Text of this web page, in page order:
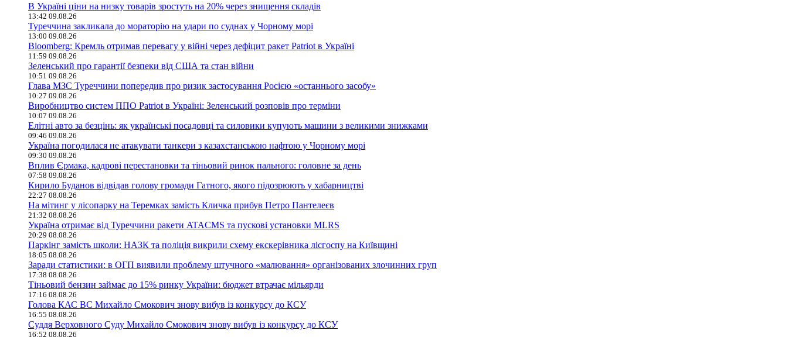
В Україні ціни на низку товарів зростуть на 20% через знищення складів
13:42 09.08.26
Туреччина закликала до мораторію на удари по суднах у Чорному морі
13:00 09.08.26
Bloomberg: Кремль отримав перевагу у війні через дефіцит ракет Patriot в Україні
11:59 09.08.26
Зеленський про гарантії безпеки від США та стан війни
10:51 09.08.26
Глава МЗС Туреччини попередив про ризик застосування Росією «останнього засобу»
10:27 09.08.26
Виробництво систем ППО Patriot в Україні: Зеленський розповів про терміни
10:07 09.08.26
Елітні авто за безцінь: як українські посадовці та силовики купують машини з великими знижками
09:46 09.08.26
Україна погодилася не атакувати танкери з казахстанською нафтою у Чорному морі
09:30 09.08.26
Вплив Єрмака, кадрові перестановки та тіньовий ринок пального: головне за день
07:58 09.08.26
Кирило Буданов відвідав голову громади Гатного, якого підозрюють у хабарництві
22:27 08.08.26
На мітинг у лісопарку на Теремках замість Кличка прибув Петро Пантелеєв
21:32 08.08.26
Україна отримає від Туреччини ракети ATACMS та пускові установки MLRS
20:29 08.08.26
Паркінг замість школи: НАЗК та поліція викрили схему екскерівника лісгоспу на Київщині
18:05 08.08.26
Заради статистики: в ОГП виявили проблему штучного «малювання» організованих злочинних груп
17:38 08.08.26
Тіньовий бензин займає до 15% ринку України: бюджет втрачає мільярди
17:16 08.08.26
Голова КАС ВС Михайло Смокович знову вибув із конкурсу до КСУ
16:55 08.08.26
Суддя Верховного Суду Михайло Смокович знову вибув із конкурсу до КСУ
16:52 08.08.26